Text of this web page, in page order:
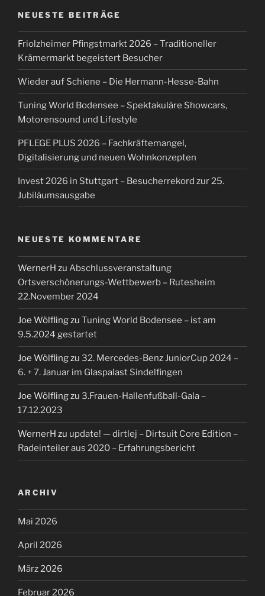
NEUESTE BEITRÄGE
Friolzheimer Pfingstmarkt 2026 – Traditioneller
Krämermarkt begeistert Besucher
Wieder auf Schiene – Die Hermann-Hesse-Bahn
Tuning World Bodensee – Spektakuläre Showcars,
Motorensound und Lifestyle
PFLEGE PLUS 2026 – Fachkräftemangel,
Digitalisierung und neuen Wohnkonzepten
Invest 2026 in Stuttgart – Besucherrekord zur 25.
Jubiläumsausgabe
NEUESTE KOMMENTARE
WernerH zu Abschlussveranstaltung
Ortsverschönerungs-Wettbewerb – Rutesheim
22.November 2024
Joe Wölflingzu Tuning World Bodensee – ist am
9.5.2024 gestartet
Joe Wölflingzu 32. Mercedes-Benz JuniorCup 2024 –
6. + 7. Januar im Glaspalast Sindelfingen
Joe Wölflingzu 3.Frauen-Hallenfußball-Gala –
17.12.2023
WernerH zu update! — dirtlej – Dirtsuit Core Edition –
Radeinteiler aus 2020 – Erfahrungsbericht
ARCHIV
Mai 2026
April 2026
März 2026
Februar 2026